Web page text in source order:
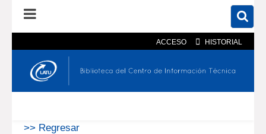
ACCESO HISTORIAL
En el catálogo En el sitio
>> Regresar